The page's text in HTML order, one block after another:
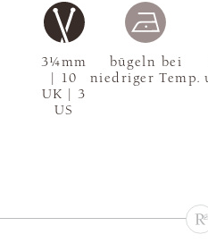
3¼mm
| 10
UK | 3
US
bügeln bei
niedriger Temp.